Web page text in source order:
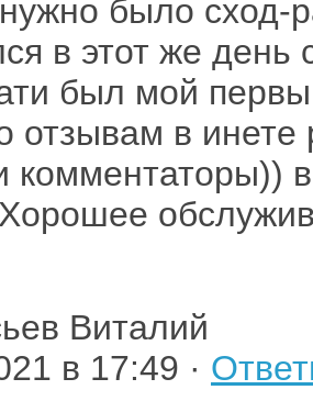
было сход-
в этот же день
был мой
отзывам в
комментаторы))
Виталий
в 17:49 ·